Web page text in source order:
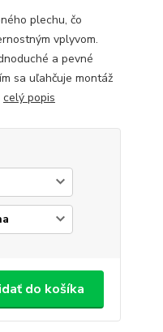
plechu, čo
vplyvom.
a pevné
sa uľahčuje montáž
celý popis
do košíka